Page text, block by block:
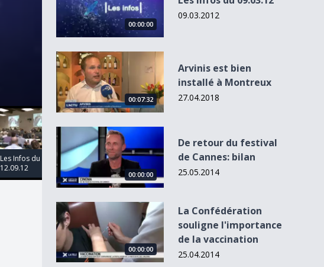
Les Infos du
12.09.12
00:00:00
Les Infos du
12.09.12
00:00:00
Les Infos du
12.09.12
00:00:00
Les Infos du
12.09.12
00:00:00
09.03.2012
Arvinis est bien installé à Montreux
00:07:32
Arvinis est bien
installé à Montreux
27.04.2018
De retour du festival de Cannes: bilan
00:00:00
De retour du festival
de Cannes: bilan
25.05.2014
La Confédération souligne l&#039;importance de la
00:00:00
La Confédération
souligne l'importance
de la vaccination
25.04.2014